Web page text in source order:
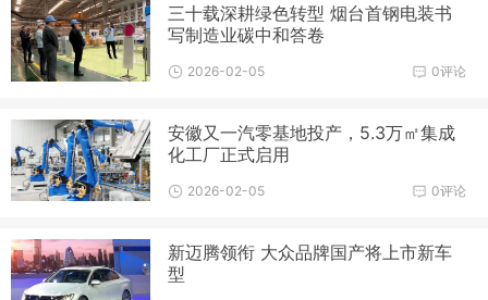
三十载深耕绿色转型 烟台首钢电装书
写制造业碳中和答卷
0评论
2026-02-05
安徽又一汽零基地投产，5.3万㎡集成
化工厂正式启用
0评论
2026-02-05
新迈腾领衔 大众品牌国产将上市新车
型